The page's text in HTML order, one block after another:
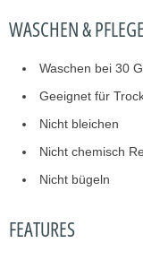
WASCHEN &
Waschen bei 30
Geeignet für
Nicht bleichen
Nicht chemisch
Nicht bügeln
FEATURES